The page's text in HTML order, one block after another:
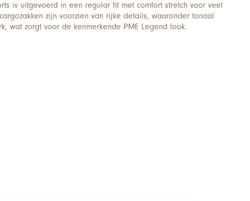
is uitgevoerd in een regular fit met comfort stretch voor veel
zijn voorzien van rijke details, waaronder tonaal
wat zorgt voor de kenmerkende PME Legend look.